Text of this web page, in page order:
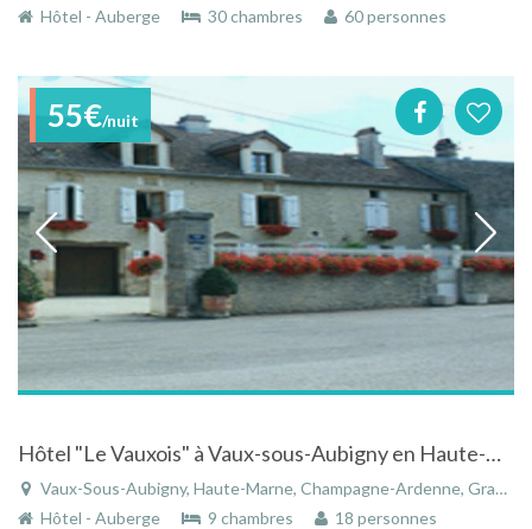
Hôtel - Auberge
30 chambres 60 personnes
55€/nuit
Hôtel "Le Vauxois" à Vaux-sous-Aubigny en Haute-Marne
Vaux-Sous-Aubigny, Haute-Marne, Champagne-Ardenne, Grand Est, France
Hôtel - Auberge
9 chambres 18 personnes